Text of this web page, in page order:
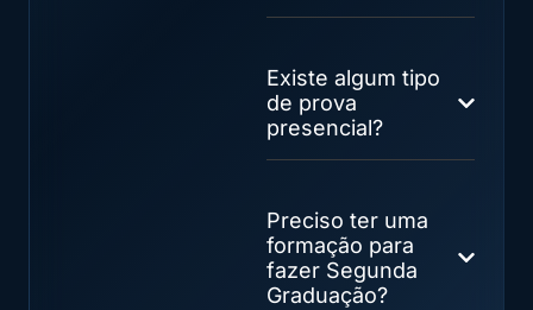
Existe algum tipo
de prova
presencial?
Preciso ter uma
formação para
fazer Segunda
Graduação?